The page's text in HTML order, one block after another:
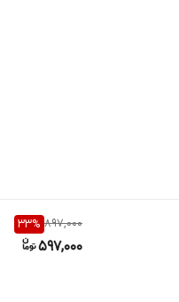
897,000
33%
597,000